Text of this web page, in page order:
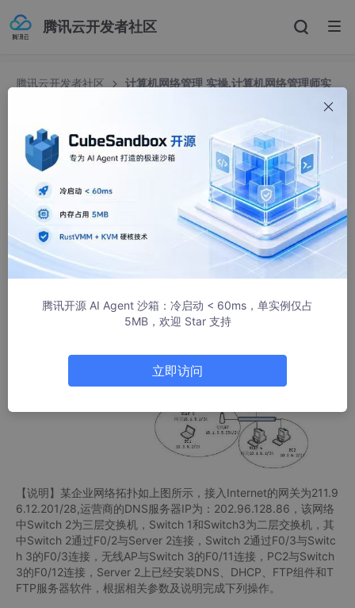
腾讯云开发者社区
腾讯云开发者社区
计算机网络管理 实操,计算机网络管理师实
计算机网络管理 实操,计算机网络管理师实操考核样
题
南宫北狄
1047人浏览 · 2021-07-10 02:11:48
计算机网络管理师实操考核样题
网络拓扑图
【说明】某企业网络拓扑如上图所示，接入Internet的网关为211.9
6.12.201/28,运营商的DNS服务器IP为：202.96.128.86，该网络
中Switch 2为三层交换机，Switch 1和Switch3为二层交换机，其
中Switch 2通过F0/2与Server 2连接，Switch 2通过F0/3与Switc
h 3的F0/3连接，无线AP与Switch 3的F0/11连接，PC2与Switch
3的F0/12连接，Server 2上已经安装DNS、DHCP、FTP组件和T
FTP服务器软件，根据相关参数及说明完成下列操作。
腾讯开源 AI Agent 沙箱：冷启动 < 60ms，单实例仅占
5MB，欢迎 Star 支持
立即访问